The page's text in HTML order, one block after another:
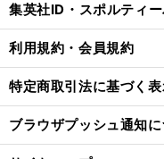
集英社ID・スポルティ
利用規約・会員規約
特定商取引法に基づく
ブラウザプッシュ通知